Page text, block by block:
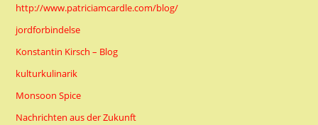
http://www.patriciamcardle.com/blog/
jordforbindelse
Konstantin Kirsch – Blog
kulturkulinarik
Monsoon Spice
Nachrichten aus der Zukunft